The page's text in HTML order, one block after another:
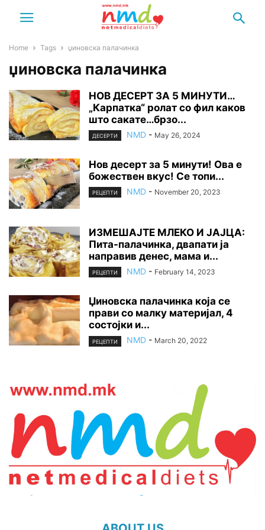
Home Tags џиновска палачинка
џиновска палачинка
НОВ ДЕСЕРТ ЗА 5 МИНУТИ…
„Карпатка“ ролат со фил каков
што сакате…брзо...
ДЕСЕРТИ NMD - May 26, 2024
Нов десерт за 5 минути! Ова е
божествен вкус! Се топи...
РЕЦЕПТИ NMD - November 20, 2023
ИЗМЕШАЈТЕ МЛЕКО И ЈАЈЦА:
Пита-палачинка, двапати ја
направив денес, мама и...
РЕЦЕПТИ NMD - February 14, 2023
Џиновска палачинка која се
прави со малку материјал, 4
состојки и...
РЕЦЕПТИ NMD - March 20, 2022